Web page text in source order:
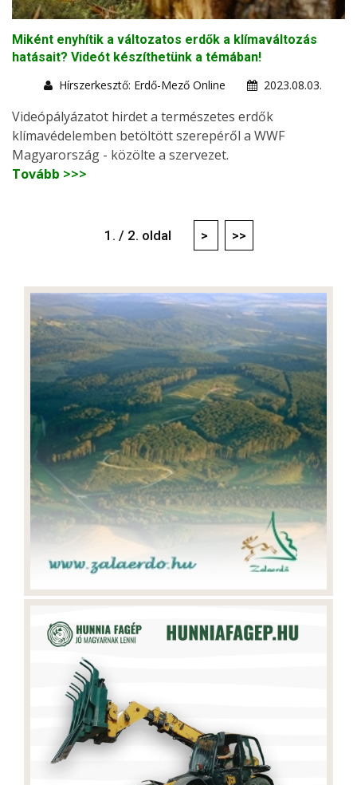
Miként enyhítik a változatos erdők a klímaváltozás
hatásait? Videót készíthetünk a témában!
Hírszerkesztő: Erdő-Mező Online
2023.08.03.
Videópályázatot hirdet a természetes erdők
klímavédelemben betöltött szerepéről a WWF
Magyarország - közölte a szervezet.
Tovább >>>
1. / 2. oldal > >>